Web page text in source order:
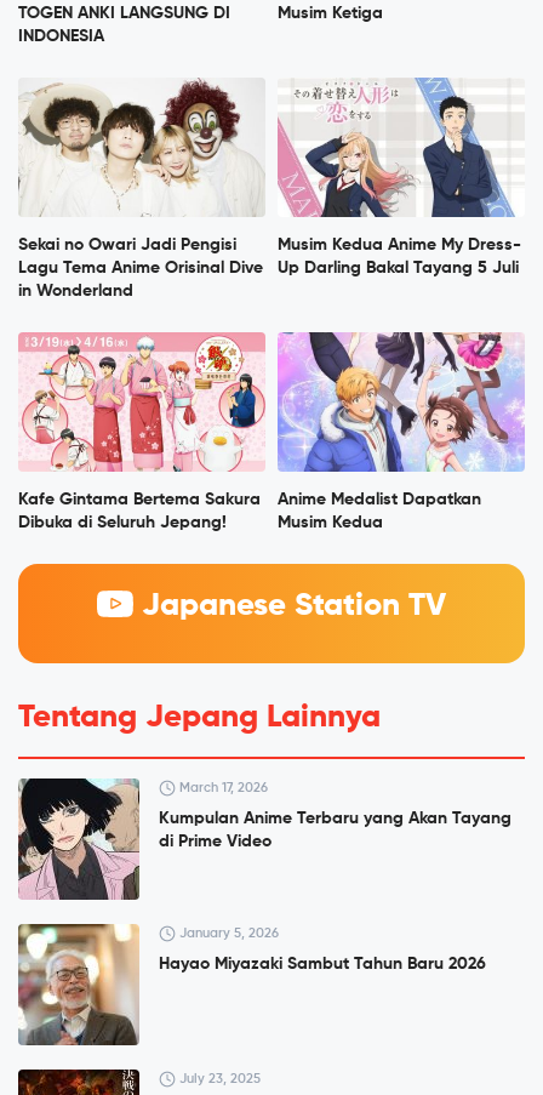
TOGEN ANKI LANGSUNG DI
INDONESIA
Musim Ketiga
Sekai no Owari Jadi Pengisi
Lagu Tema Anime Orisinal Dive
in Wonderland
Musim Kedua Anime My Dress-
Up Darling Bakal Tayang 5 Juli
Kafe Gintama Bertema Sakura
Dibuka di Seluruh Jepang!
Anime Medalist Dapatkan
Musim Kedua
Japanese Station TV
Tentang Jepang Lainnya
March 17, 2026
Kumpulan Anime Terbaru yang Akan Tayang
di Prime Video
January 5, 2026
Hayao Miyazaki Sambut Tahun Baru 2026
July 23, 2025